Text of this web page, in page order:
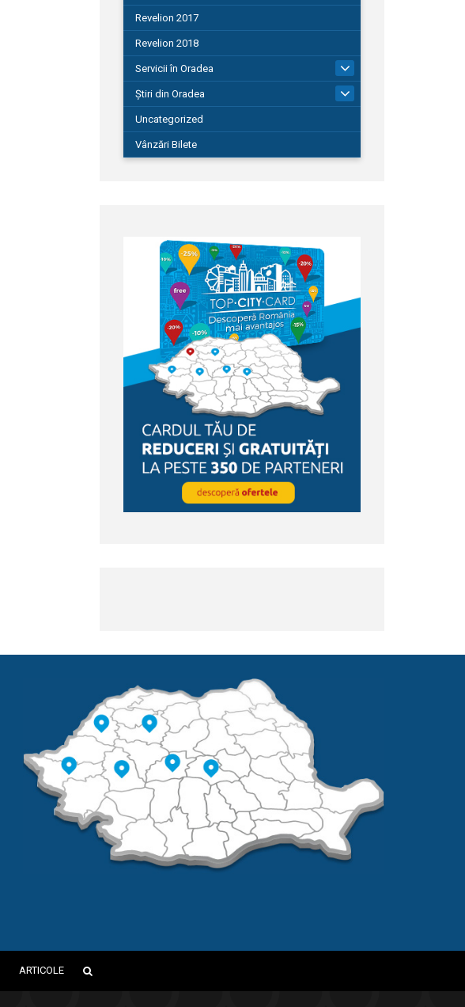
Revelion 2017
Revelion 2018
Servicii în Oradea
104
Știri din Oradea
1.127
Uncategorized
Vânzări Bilete
ARTICOLE